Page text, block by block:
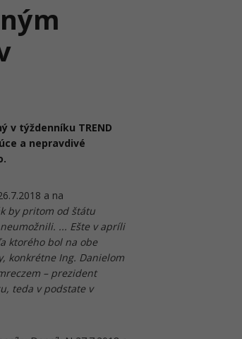
v týždenníku TREND
a nepravdivé
a na
by pritom od štátu
... Ešte v apríli
ktorého bol na obe
konkrétne Ing. Danielom
– prezident
teda v podstate v